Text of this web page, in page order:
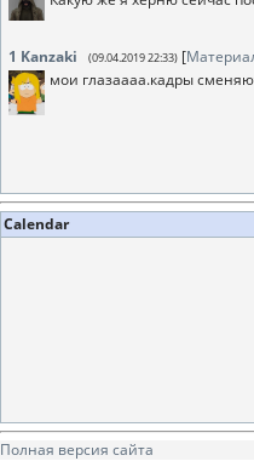
1 Kanzaki (09.04.2019 22:33) [
мои глазаааа.кадры
Calendar
Полная версия сайта